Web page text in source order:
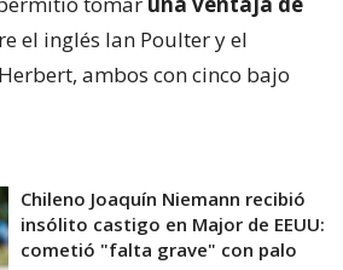
el inglés Ian Poulter y el
ambos con cinco bajo
Chileno Joaquín Niemann recibió
insólito castigo en Major de EEUU:
cometió "falta grave" con palo